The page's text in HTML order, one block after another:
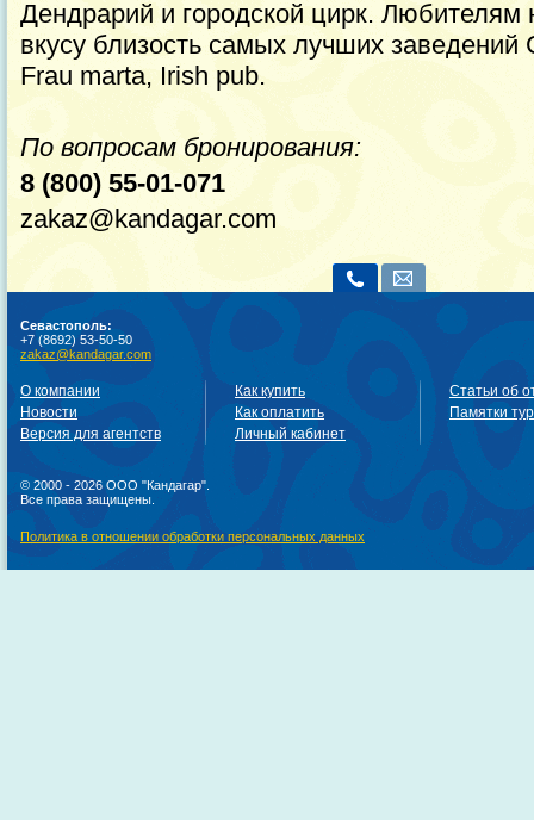
Дендрарий и городской цирк. Любителям
вкусу близость самых лучших
Frau marta, Irish pub.
По вопросам бронирования:
8 (800) 55-01-071
zakaz@kandagar.com
Севастополь:
+7 (8692) 53-50-50
zakaz@kandagar.com
О компании
Новости
Версия для агентств
Как купить
Как оплатить
Личный кабинет
Статьи об
Памятки
© 2000 - 2026 ООО "Кандагар".
Все права защищены.
Политика в отношении обработки персональных данных